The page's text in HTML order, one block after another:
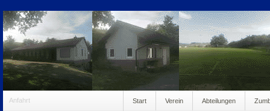
Anfahrt Start Verein Abteilungen